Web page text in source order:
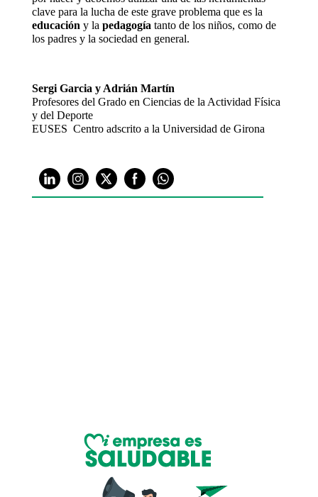
clave para la lucha de este grave problema que es la
educación y la pedagogía tanto de los niños, como de
los padres y la sociedad en general.
Sergi Garcia y Adrián Martín
Profesores del Grado en Ciencias de la Actividad Física
y del Deporte
EUSES  Centro adscrito a la Universidad de Girona